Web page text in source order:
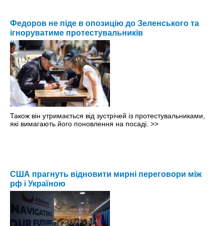
Федоров не піде в опозицію до Зеленського та
ігноруватиме протестувальників
Також він утримається від зустрічей із протестувальниками,
які вимагають його поновлення на посаді. >>
США прагнуть відновити мирні переговори між
рф і Україною